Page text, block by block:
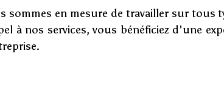
sommes en mesure de travailler sur
à nos services, vous bénéficiez d'une